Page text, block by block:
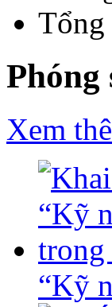
Phóng
Xem
“Kỹ